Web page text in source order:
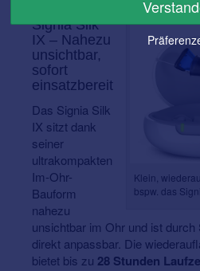
Klein,
bspw. das
Signia Silk
IX – Nahezu
unsichtbar,
sofort
einsatzbereit
Das Signia Silk
IX sitzt dank
seiner
ultrakompakten
Im-Ohr-
Bauform
nahezu
unsichtbar im Ohr und ist
direkt anpassbar. Die
bietet bis zu 28 Stunden